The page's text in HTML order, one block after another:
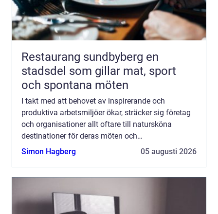
Restaurang sundbyberg en
stadsdel som gillar mat, sport
och spontana möten
I takt med att behovet av inspirerande och
produktiva arbetsmiljöer ökar, sträcker sig företag
och organisationer allt oftare till natursköna
destinationer för deras möten och
sammankomster. Konferens i Dalarna har ...
Simon Hagberg 05 augusti 2026